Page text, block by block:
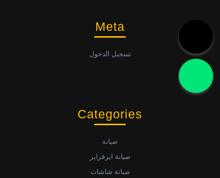
Meta
تسجيل الدخول
Categories
صيانة
صيانة ايرفراير
صيانة شاشات